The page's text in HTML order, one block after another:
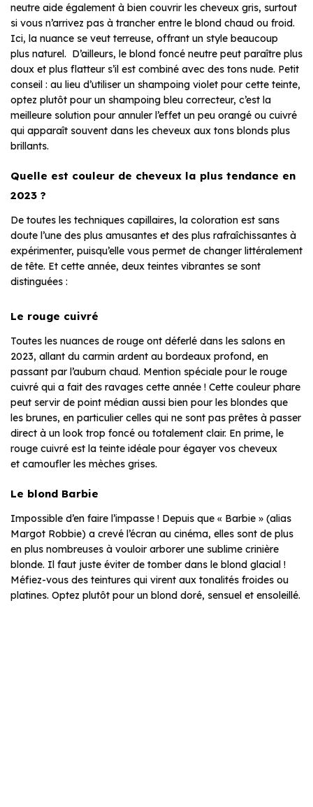
neutre aide également à bien couvrir les cheveux gris, surtout
si vous n’arrivez pas à trancher entre le blond chaud ou froid.
Ici, la nuance se veut terreuse, offrant un style beaucoup
plus naturel. D’ailleurs, le blond foncé neutre peut paraître plus
doux et plus flatteur s’il est combiné avec des tons nude. Petit
conseil : au lieu d’utiliser un shampoing violet pour cette teinte,
optez plutôt pour un shampoing bleu correcteur, c’est la
meilleure solution pour annuler l’effet un peu orangé ou cuivré
qui apparaît souvent dans les cheveux aux tons blonds plus
brillants.
Quelle est couleur de cheveux la plus tendance en
2023 ?
De toutes les techniques capillaires, la coloration est sans
doute l’une des plus amusantes et des plus rafraîchissantes à
expérimenter, puisqu’elle vous permet de changer littéralement
de tête. Et cette année, deux teintes vibrantes se sont
distinguées :
Le rouge cuivré
Toutes les nuances de rouge ont déferlé dans les salons en
2023, allant du carmin ardent au bordeaux profond, en
passant par l’auburn chaud. Mention spéciale pour le rouge
cuivré qui a fait des ravages cette année ! Cette couleur phare
peut servir de point médian aussi bien pour les blondes que
les brunes, en particulier celles qui ne sont pas prêtes à passer
direct à un look trop foncé ou totalement clair. En prime, le
rouge cuivré est la teinte idéale pour égayer vos cheveux
et camoufler les mèches grises.
Le blond Barbie
Impossible d’en faire l’impasse ! Depuis que « Barbie » (alias
Margot Robbie) a crevé l’écran au cinéma, elles sont de plus
en plus nombreuses à vouloir arborer une sublime crinière
blonde. Il faut juste éviter de tomber dans le blond glacial !
Méfiez-vous des teintures qui virent aux tonalités froides ou
platines. Optez plutôt pour un blond doré, sensuel et ensoleillé.